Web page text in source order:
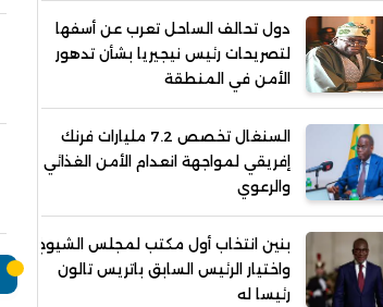
دول تحالف الساحل تعرب عن أسفها
لتصريحات رئيس نيجيريا بشأن تدهور
الأمن في المنطقة
السنغال تخصص 7.2 مليارات فرنك
إفريقي لمواجهة انعدام الأمن الغذائي
والرعوي
بنين انتخاب أول مكتب لمجلس الشيوخ
واختيار الرئيس السابق باتريس تالون
رئيسا له